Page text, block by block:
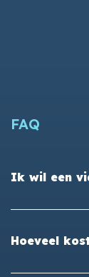
FAQ
Ik wil een
Hoeveel